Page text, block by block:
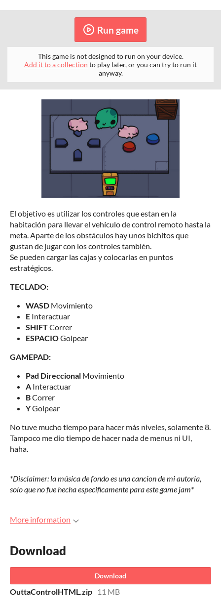
Run game
This game is not designed to run on your device.
Add it to a collection to play later, or you can try to run it
anyway.
El objetivo es utilizar los controles que estan en la
habitación para llevar el vehículo de control remoto hasta la
meta. Aparte de los obstáculos hay unos bichitos que
gustan de jugar con los controles también.
Se pueden cargar las cajas y colocarlas en puntos
estratégicos.
TECLADO:
WASD Movimiento
E Interactuar
SHIFTCorrer
ESPACIOGolpear
GAMEPAD:
Pad Direccional Movimiento
A Interactuar
BCorrer
YGolpear
No tuve mucho tiempo para hacer más niveles, solamente 8.
Tampoco me dio tiempo de hacer nada de menus ni UI,
haha.
*Disclaimer: la música de fondoes una cancion de mi autoria,
solo que no fue hecha especificamente para este game jam*
More information
Download
Download
OuttaControlHTML.zip 11 MB